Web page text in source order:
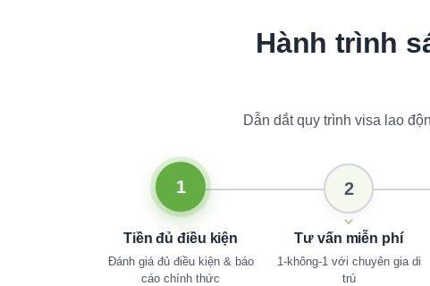
Hành trình
Dẫn dắt quy trình visa lao
1
Tiền đủ điều kiện
Đánh giá đủ điều kiện & báo
cáo chính thức
2
Tư vấn miễn phí
1-không-1 với chuyên gia di
trú